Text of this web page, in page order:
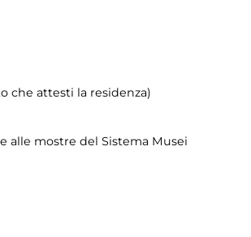
che attesti la residenza)
alle mostre del Sistema Musei